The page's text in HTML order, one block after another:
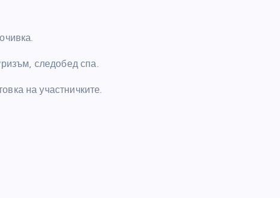
следобед спа.
на участничките.